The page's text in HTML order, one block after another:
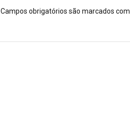
Campos obrigatórios são marcados com